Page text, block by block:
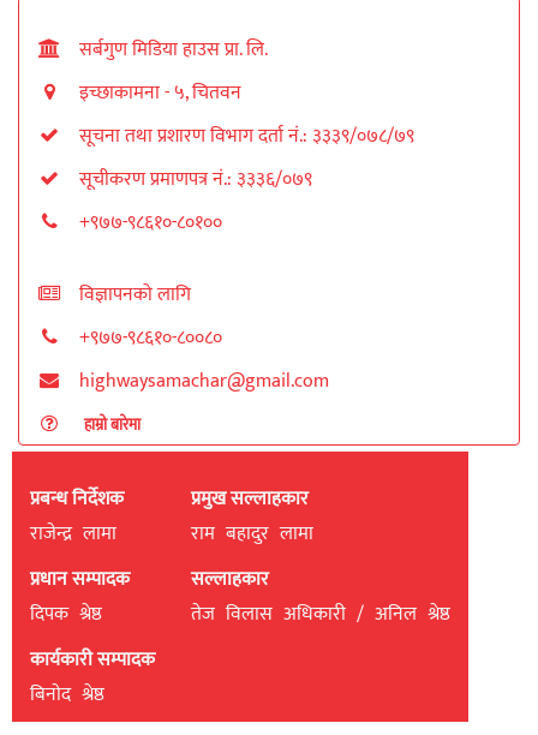
सर्बगुण मिडिया हाउस प्रा. लि.
इच्छाकामना - ५, चितवन
सूचना तथा प्रशारण विभाग दर्ता नं.: ३३३९/०७८/७९
सूचीकरण प्रमाणपत्र नं.: ३३३६/०७९
+९७७-९८६१०-८०१००
विज्ञापनको लागि
+९७७-९८६१०-८००८०
highwaysamachar@gmail.com
हाम्रो बारेमा
प्रबन्ध निर्देशक
राजेन्द्र लामा
प्रधान सम्पादक
दिपक श्रेष्ठ
कार्यकारी सम्पादक
बिनाेद श्रेष्ठ
प्रमुख सल्लाहकार
राम बहादुर लामा
सल्लाहकार
तेज विलास अधिकारी / अनिल श्रेष्ठ